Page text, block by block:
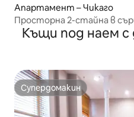
Апартамент – Чикаго
Просторна 2-стайна в
Къщи под наем
Супердомакин
Супердомакин